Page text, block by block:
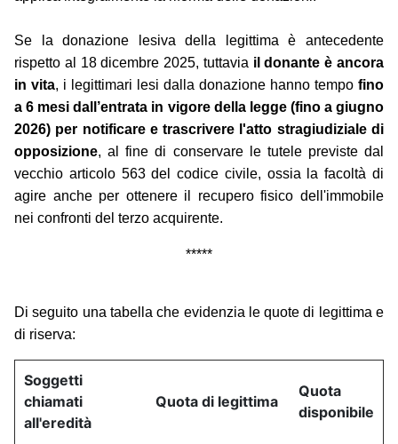
Se la donazione lesiva della legittima è antecedente
rispetto al 18 dicembre 2025, tuttavia il donante è ancora
in vita, i legittimari lesi dalla donazione hanno tempo fino
a 6 mesi dall’entrata in vigore della legge (fino a giugno
2026) per notificare e trascrivere l'atto stragiudiziale di
opposizione, al fine di conservare le tutele previste dal
vecchio articolo 563 del codice civile, ossia la facoltà di
agire anche per ottenere il recupero fisico dell'immobile
nei confronti del terzo acquirente.
*****
Di seguito una tabella che evidenzia le quote di legittima e
di riserva:
Soggetti
chiamati
all'eredità
Quota di legittima
Quota
disponibile